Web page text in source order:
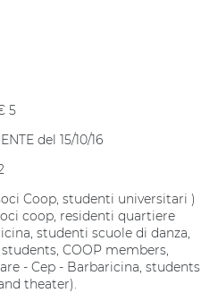
5
del 15/10/16
Coop, studenti universitari )
coop, residenti quartiere
studenti scuole di danza,
COOP members,
- Cep - Barbaricina, students
theater).